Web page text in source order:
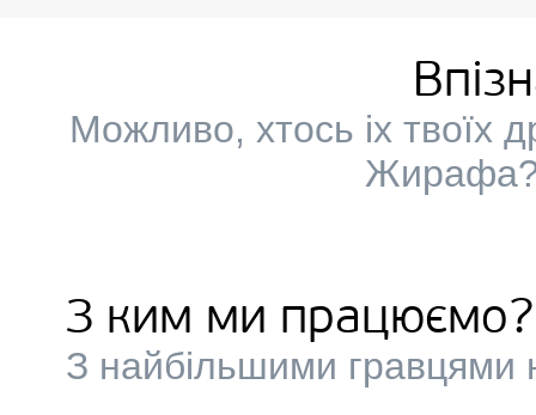
Можливо, хтось іх твоїх
Жирафа?
З ким ми працюємо?
З найбільшими гравцями